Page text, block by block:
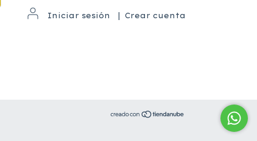
Iniciar sesión Crear cuenta